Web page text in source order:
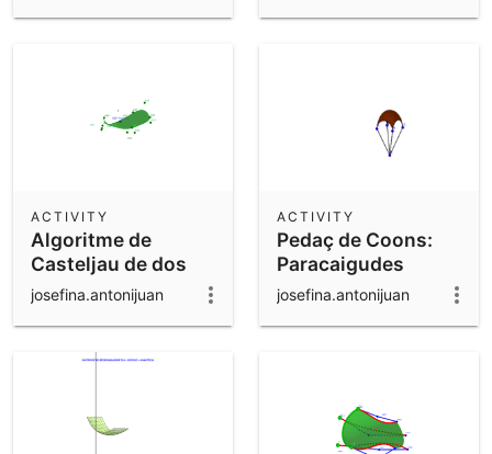
Algoritme de
Casteljau de dos
passos
ACTIVITY
josefina.antonijuan
Pedaç de Coons:
Paracaigudes
ACTIVITY
josefina.antonijuan